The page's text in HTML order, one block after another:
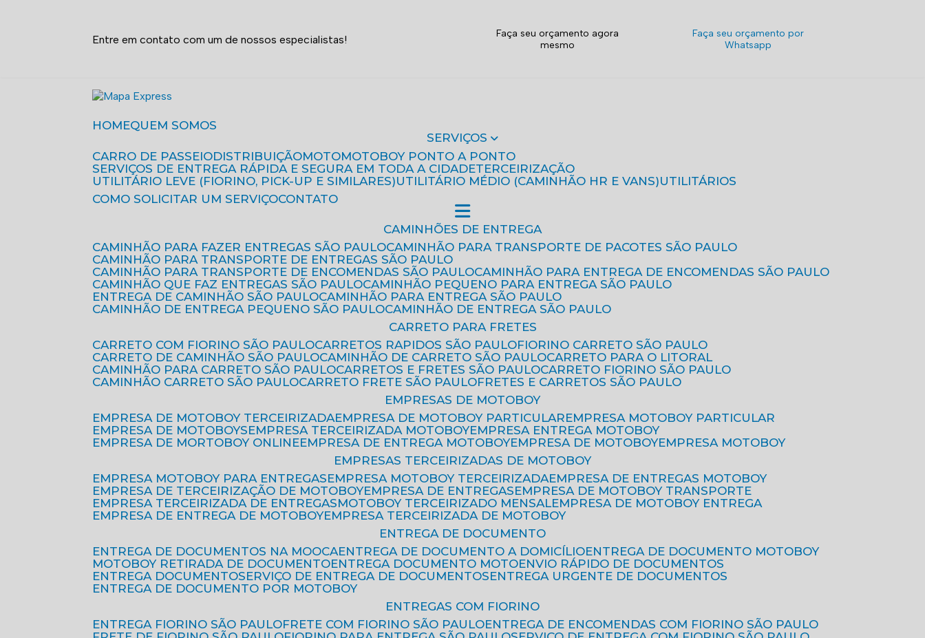
Entre em contato com um de nossos especialistas!
Faça seu orçamento agora
mesmo
Faça seu orçamento por
Whatsapp
HOME
QUEM SOMOS
SERVIÇOS
CARRO DE PASSEIO
DISTRIBUIÇÃO MOTO
MOTOBOY PONTO A PONTO
SERVIÇOS DE ENTREGA RÁPIDA E SEGURA EM TODA A CIDADE
TERCEIRIZAÇÃO
UTILITÁRIO LEVE (FIORINO, PICK-UP E SIMILARES)
UTILITÁRIO MÉDIO (CAMINHÃO HR E VANS)
UTILITÁRIOS
COMO SOLICITAR UM SERVIÇO CONTATO
CAMINHÕES DE ENTREGA
CAMINHÃO PARA FAZER ENTREGAS SÃO PAULO
CAMINHÃO PARA TRANSPORTE DE PACOTES SÃO PAULO
CAMINHÃO PARA TRANSPORTE DE ENTREGAS SÃO PAULO
CAMINHÃO PARA TRANSPORTE DE ENCOMENDAS SÃO PAULO
CAMINHÃO PARA ENTREGA DE ENCOMENDAS SÃO PAULO
CAMINHÃO QUE FAZ ENTREGAS SÃO PAULO
CAMINHÃO PEQUENO PARA ENTREGA SÃO PAULO
ENTREGA DE CAMINHÃO SÃO PAULO
CAMINHÃO PARA ENTREGA SÃO PAULO
CAMINHÃO DE ENTREGA PEQUENO SÃO PAULO
CAMINHÃO DE ENTREGA SÃO PAULO
CARRETO PARA FRETES
CARRETO COM FIORINO SÃO PAULO
CARRETOS RAPIDOS SÃO PAULO
FIORINO CARRETO SÃO PAULO
CARRETO DE CAMINHÃO SÃO PAULO
CAMINHÃO DE CARRETO SÃO PAULO
CARRETO PARA O LITORAL
CAMINHÃO PARA CARRETO SÃO PAULO
CARRETOS E FRETES SÃO PAULO
CARRETO FIORINO SÃO PAULO
CAMINHÃO CARRETO SÃO PAULO
CARRETO FRETE SÃO PAULO
FRETES E CARRETOS SÃO PAULO
EMPRESAS DE MOTOBOY
EMPRESA DE MOTOBOY TERCEIRIZADA
EMPRESA DE MOTOBOY PARTICULAR
EMPRESA MOTOBOY PARTICULAR
EMPRESA DE MOTOBOYS
EMPRESA TERCEIRIZADA MOTOBOY
EMPRESA ENTREGA MOTOBOY
EMPRESA DE MORTOBOY ONLINE
EMPRESA DE ENTREGA MOTOBOY EMPRESA DE MOTOBOY
EMPRESA MOTOBOY
EMPRESAS TERCEIRIZADAS DE MOTOBOY
EMPRESA MOTOBOY PARA ENTREGAS
EMPRESA MOTOBOY TERCEIRIZADA
EMPRESA DE ENTREGAS MOTOBOY
EMPRESA DE TERCEIRIZAÇÃO DE MOTOBOY
EMPRESA DE ENTREGAS
EMPRESA DE MOTOBOY TRANSPORTE
EMPRESA TERCEIRIZADA DE ENTREGAS
MOTOBOY TERCEIRIZADO MENSAL
EMPRESA DE MOTOBOY ENTREGA
EMPRESA DE ENTREGA DE MOTOBOY
EMPRESA TERCEIRIZADA DE MOTOBOY
ENTREGA DE DOCUMENTO
ENTREGA DE DOCUMENTOS NA MOOCA
ENTREGA DE DOCUMENTO A DOMICÍLIO
ENTREGA DE DOCUMENTO MOTOBOY
MOTOBOY RETIRADA DE DOCUMENTO
ENTREGA DOCUMENTO MOTO
ENVIO RÁPIDO DE DOCUMENTOS
ENTREGA DOCUMENTO
SERVIÇO DE ENTREGA DE DOCUMENTOS
ENTREGA URGENTE DE DOCUMENTOS
ENTREGA DE DOCUMENTO POR MOTOBOY
ENTREGAS COM FIORINO
ENTREGA FIORINO SÃO PAULO
FRETE COM FIORINO SÃO PAULO
ENTREGA DE ENCOMENDAS COM FIORINO SÃO PAULO